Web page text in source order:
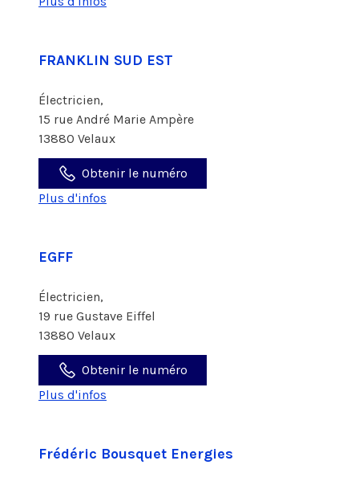
FRANKLIN SUD EST
Électricien,
15 rue André Marie Ampère
13880 Velaux
Obtenir le numéro
Plus d'infos
EGFF
Électricien,
19 rue Gustave Eiffel
13880 Velaux
Obtenir le numéro
Plus d'infos
Frédéric Bousquet Energies